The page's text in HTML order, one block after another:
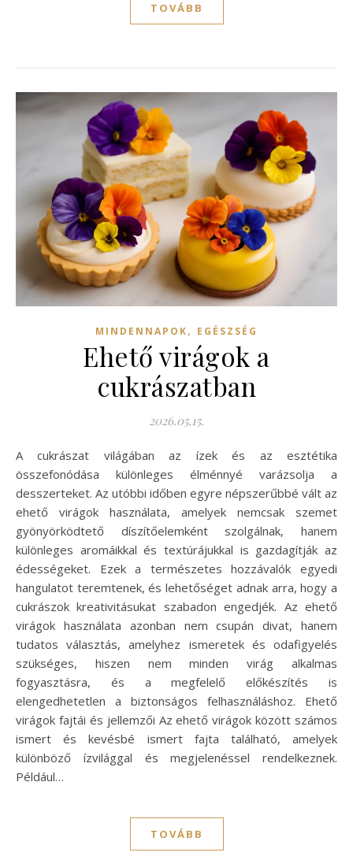
TOVÁBB
MINDENNAPOK, EGÉSZSÉG
Ehető virágok a
cukrászatban
2026.05.15.
A cukrászat világában az ízek és az esztétika
összefonódása különleges élménnyé varázsolja a
desszerteket. Az utóbbi időben egyre népszerűbbé vált az
ehető virágok használata, amelyek nemcsak szemet
gyönyörködtető díszítőelemként szolgálnak, hanem
különleges aromáikkal és textúrájukkal is gazdagítják az
édességeket. Ezek a természetes hozzávalók egyedi
hangulatot teremtenek, és lehetőséget adnak arra, hogy a
cukrászok kreativitásukat szabadon engedjék. Az ehető
virágok használata azonban nem csupán divat, hanem
tudatos választás, amelyhez ismeretek és odafigyelés
szükséges, hiszen nem minden virág alkalmas
fogyasztásra, és a megfelelő előkészítés is
elengedhetetlen a biztonságos felhasználáshoz. Ehető
virágok fajtái és jellemzői Az ehető virágok között számos
ismert és kevésbé ismert fajta található, amelyek
különböző ízvilággal és megjelenéssel rendelkeznek.
Például…
TOVÁBB